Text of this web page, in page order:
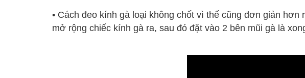
• Cách đeo kính gà loại không chốt vì thế cũng đơn giản
mở rộng chiếc kính gà ra, sau đó đặt vào 2 bên mũi gà là